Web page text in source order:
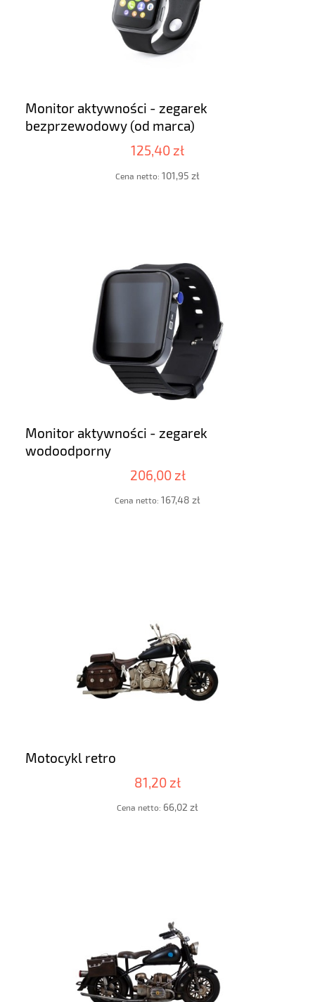
Monitor aktywności - zegarek
bezprzewodowy (od marca)
125,40 zł
Cena netto: 101,95 zł
Monitor aktywności - zegarek
wodoodporny
206,00 zł
Cena netto: 167,48 zł
Motocykl retro
81,20 zł
Cena netto: 66,02 zł